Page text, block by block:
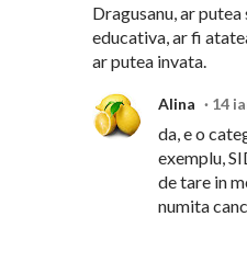
Dragusanu, ar
educativa, ar fi
ar putea invata.
Alina 14
da, e o
exemplu,
de tare in
numita